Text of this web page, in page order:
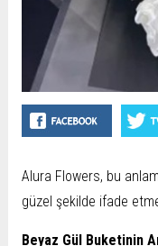
Alura Flowers, bu
güzel şekilde ifade
Beyaz Gül Buketinin